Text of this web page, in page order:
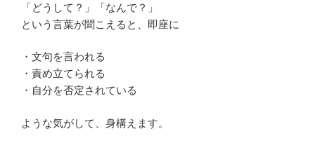
「どうして？」「なんで？」
という言葉が聞こえると、即座に
・文句を言われる
・責め立てられる
・自分を否定されている
ような気がして、身構えます。